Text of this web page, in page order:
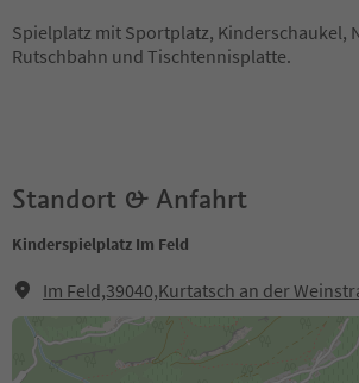
Spielplatz mit Sportplatz, Kinderschaukel,
Rutschbahn und Tischtennisplatte.
Standort & Anfahrt
Kinderspielplatz Im Feld
Im Feld,39040,Kurtatsch an der